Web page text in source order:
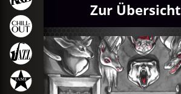
Zur Übersicht